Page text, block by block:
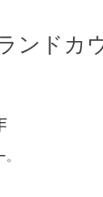
アイランドカ
ンドカ